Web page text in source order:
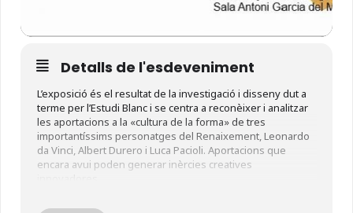
Detalls de l'esdeveniment
L’exposició és el resultat de la investigació i disseny dut a
terme per l’Estudi Blanc i se centra a reconèixer i analitzar
les aportacions a la «cultura de la forma» de tres
importantíssims personatges del Renaixement, Leonardo
da Vinci, Albert Durero i Luca Pacioli. Aportacions que
encara avui poden generar inèrcies creatives